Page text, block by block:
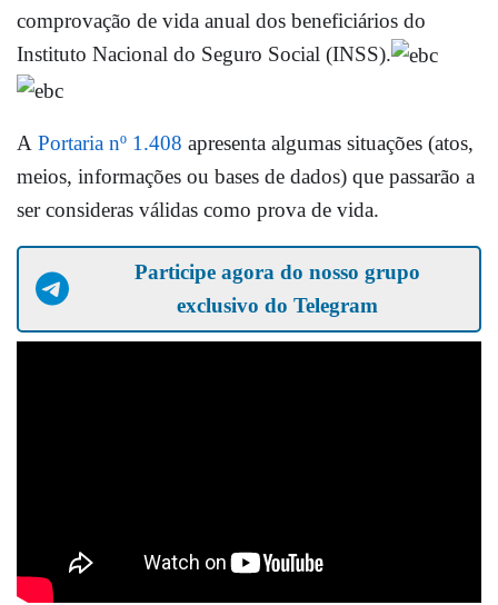
comprovação de vida anual dos beneficiários do
Instituto Nacional do Seguro Social (INSS).
A Portaria nº 1.408 apresenta algumas situações (atos,
meios, informações ou bases de dados) que passarão a
ser consideras válidas como prova de vida.
Participe agora do nosso grupo
exclusivo do Telegram